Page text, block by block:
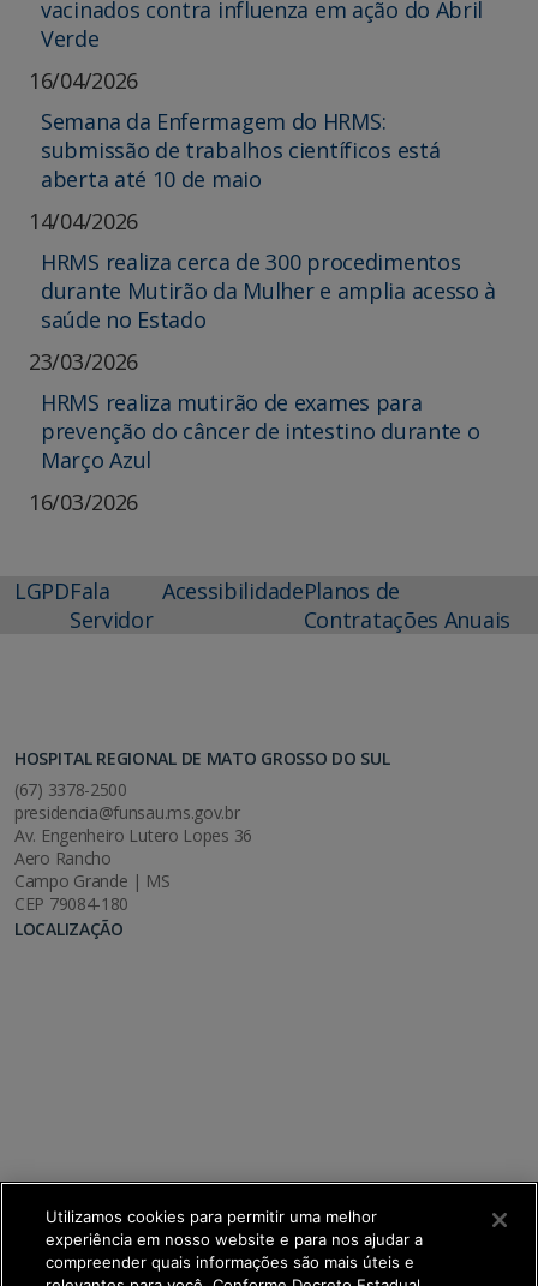
vacinados contra influenza em ação do Abril
Verde
16/04/2026
Semana da Enfermagem do HRMS:
submissão de trabalhos científicos está
aberta até 10 de maio
14/04/2026
HRMS realiza cerca de 300 procedimentos
durante Mutirão da Mulher e amplia acesso à
saúde no Estado
23/03/2026
HRMS realiza mutirão de exames para
prevenção do câncer de intestino durante o
Março Azul
16/03/2026
LGPDFala
Servidor
AcessibilidadePlanos de
Contratações Anuais
HOSPITAL REGIONAL DE MATO GROSSO DO SUL
(67) 3378-2500
presidencia@funsau.ms.gov.br
Av. Engenheiro Lutero Lopes 36
Aero Rancho
Campo Grande | MS
CEP 79084-180
LOCALIZAÇÃO
Utilizamos cookies para permitir uma melhor
experiência em nosso website e para nos ajudar a
compreender quais informações são mais úteis e